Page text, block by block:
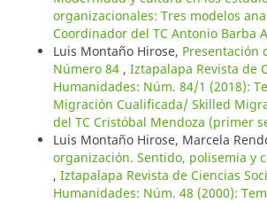
organizacionales: Tres modelos
Coordinador del TC Antonio Barba
Luis Montaño Hirose, Presentación
Número 84 , Iztapalapa Revista de
Humanidades: Núm. 84/1 (2018):
Migración Cualificada/ Skilled
del TC Cristóbal Mendoza (primer
Luis Montaño Hirose, Marcela
organización. Sentido, polisemia y
, Iztapalapa Revista de Ciencias
Humanidades: Núm. 48 (2000):